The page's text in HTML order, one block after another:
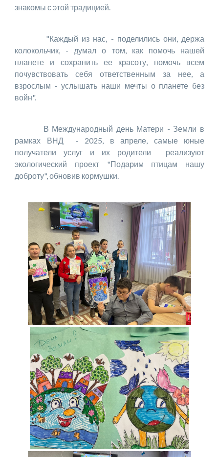
знакомы с этой традицией.
"Каждый из нас, - поделились они, держа
колокольчик, - думал о том, как помочь нашей
планете и сохранить ее красоту, помочь всем
почувствовать себя ответственным за нее, а
взрослым - услышать наши мечты о планете без
войн".
В Международный день Матери - Земли в
рамках ВНД - 2025, в апреле, самые юные
получатели услуг и их родители реализуют
экологический проект "Подарим птицам нашу
доброту", обновив кормушки.